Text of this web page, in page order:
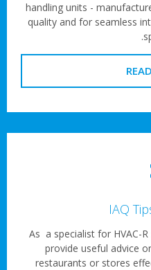
handling units -
quality and for
As a specialist for
provide useful
restaurants or